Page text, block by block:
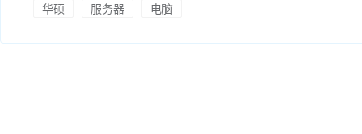
华硕
服务器 电脑